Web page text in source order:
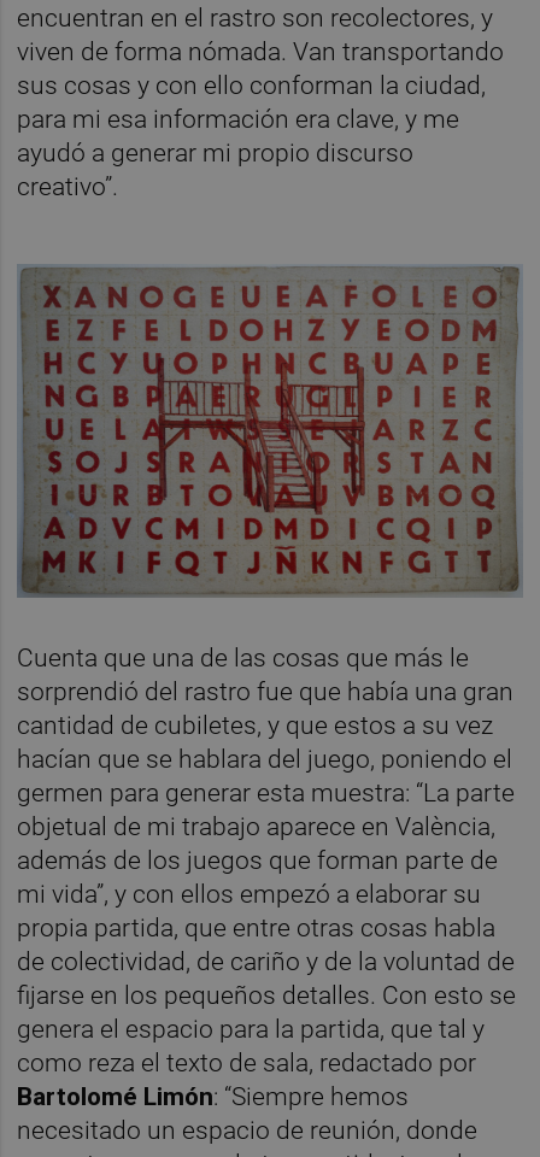
encuentran en el rastro son recolectores, y
viven de forma nómada. Van transportando
sus cosas y con ello conforman la ciudad,
para mi esa información era clave, y me
ayudó a generar mi propio discurso
creativo”.
Cuenta que una de las cosas que más le
sorprendió del rastro fue que había una gran
cantidad de cubiletes, y que estos a su vez
hacían que se hablara del juego, poniendo el
germen para generar esta muestra: “La parte
objetual de mi trabajo aparece en València,
además de los juegos que forman parte de
mi vida”, y con ellos empezó a elaborar su
propia partida, que entre otras cosas habla
de colectividad, de cariño y de la voluntad de
fijarse en los pequeños detalles. Con esto se
genera el espacio para la partida, que tal y
como reza el texto de sala, redactado por
Bartolomé Limón: “Siempre hemos
necesitado un espacio de reunión, donde